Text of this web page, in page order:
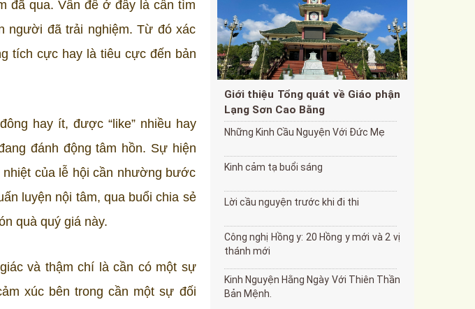
đã qua. Vấn đề ở đây là cần tìm
người đã trải nghiệm. Từ đó xác
tích cực hay là tiêu cực đến bản
hay ít, được “like” nhiều hay
đánh động tâm hồn. Sự hiện
của lễ hội cần nhường bước
luyện nội tâm, qua buổi chia sẻ
quà quý giá này.
và thậm chí là cần có một sự
xúc bên trong cần một sự đối
Giới thiệu Tổng quát về Giáo phận
Lạng Sơn Cao Bằng
Những Kinh Cầu Nguyện Với Đức Mẹ
Kinh cảm tạ buổi sáng
Lời cầu nguyện trước khi đi thi
Công nghị Hồng y: 20 Hồng y mới và 2 vị
thánh mới
Kinh Nguyện Hằng Ngày Với Thiên Thần
Bản Mệnh.